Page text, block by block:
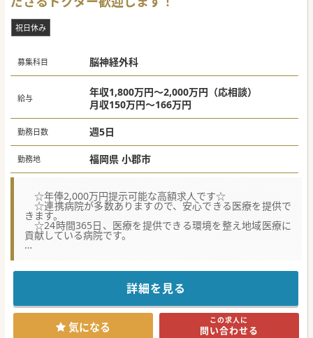
祝日休み
募集科目 脳神経外科
給与
年収1,800万円～2,000万円（応相談）
月収150万円～166万円
勤務日数 週5日
勤務地 福岡県 小郡市
☆年俸2,000万円提示可能な高額求人です☆
☆連携病院が多数ありますので、安心できる医療を提供で
きます。
☆24時間365日、医療を提供できる環境を整え地域医療に
貢献している病院です。
です。
現在、病院でできていない治療をしてくださるドクターを
新しく作っていく段階になりますので、先生の裁量でどん
どん症例数を
増やしていってください！
詳細を見る
気になる この求人に
問い合わせる